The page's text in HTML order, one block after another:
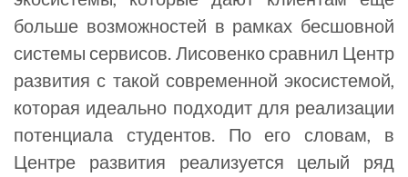
больше возможностей в рамках бесшовной
системы сервисов. Лисовенко сравнил Центр
развития с такой современной экосистемой,
которая идеально подходит для реализации
потенциала студентов. По его словам, в
Центре развития реализуется целый ряд